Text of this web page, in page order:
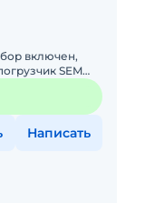
включен,
SEM
указана с НДС.
Написать